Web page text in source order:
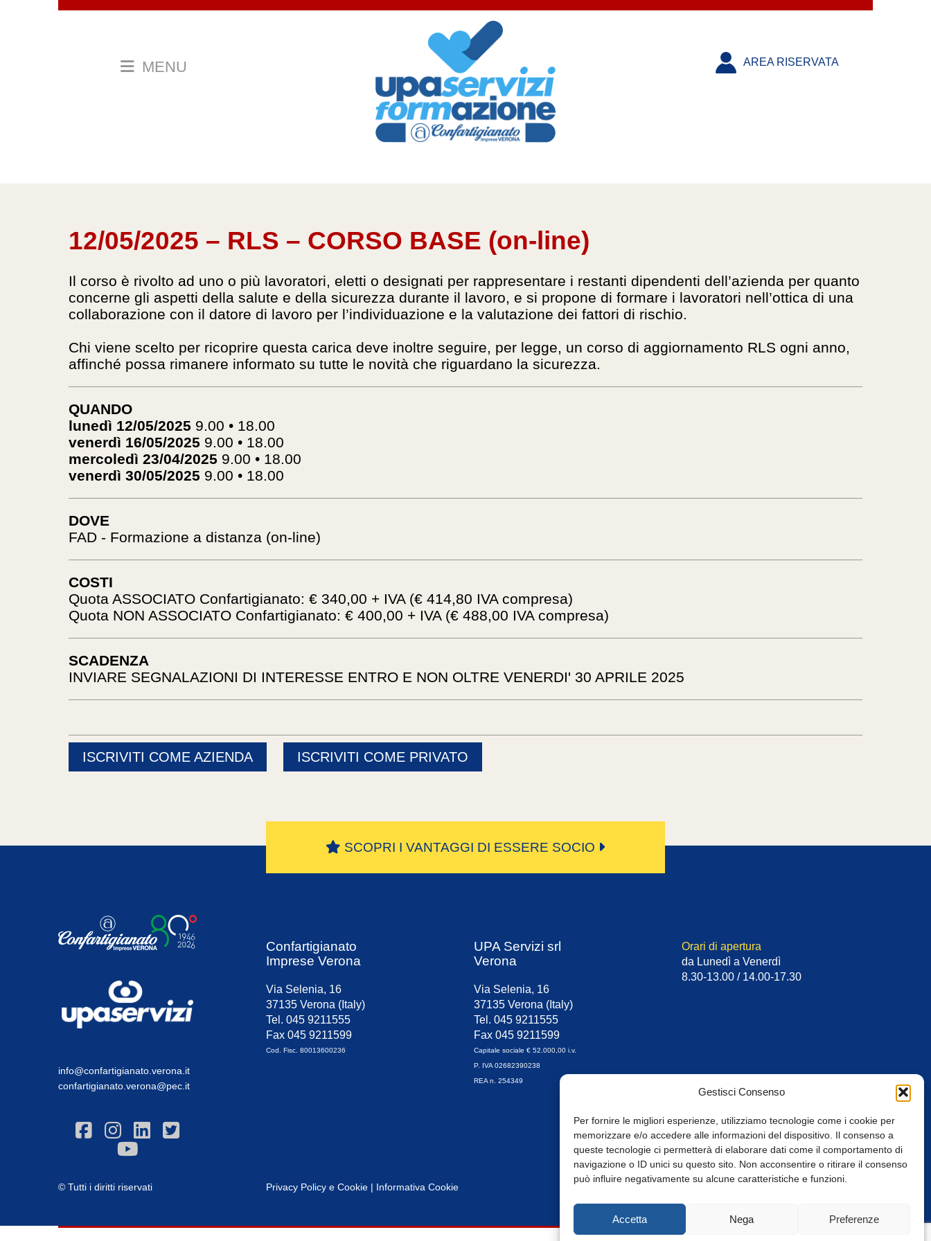
Gestisci Consenso
Per fornire le migliori esperienze, utilizziamo tecnologie come i cookie per
memorizzare e/o accedere alle informazioni del dispositivo. Il consenso a
queste tecnologie ci permetterà di elaborare dati come il comportamento di
navigazione o ID unici su questo sito. Non acconsentire o ritirare il consenso
può influire negativamente su alcune caratteristiche e funzioni.
Accetta Nega Preferenze
MENU AREA RISERVATA
12/05/2025 – RLS – CORSO BASE (on-line)
Il corso è rivolto ad uno o più lavoratori, eletti o designati per rappresentare i restanti dipendenti dell’azienda per quanto
concerne gli aspetti della salute e della sicurezza durante il lavoro, e si propone di formare i lavoratori nell’ottica di una
collaborazione con il datore di lavoro per l’individuazione e la valutazione dei fattori di rischio.
Chi viene scelto per ricoprire questa carica deve inoltre seguire, per legge, un corso di aggiornamento RLS ogni anno,
affinché possa rimanere informato su tutte le novità che riguardano la sicurezza.
QUANDO
lunedì 12/05/2025 9.00 • 18.00
venerdì 16/05/2025 9.00 • 18.00
mercoledì 23/04/2025 9.00 • 18.00
venerdì 30/05/2025 9.00 • 18.00
DOVE
FAD - Formazione a distanza (on-line)
COSTI
Quota ASSOCIATO Confartigianato: € 340,00 + IVA (€ 414,80 IVA compresa)
Quota NON ASSOCIATO Confartigianato: € 400,00 + IVA (€ 488,00 IVA compresa)
SCADENZA
INVIARE SEGNALAZIONI DI INTERESSE ENTRO E NON OLTRE VENERDI' 30 APRILE 2025
ISCRIVITI COME AZIENDA ISCRIVITI COME PRIVATO
SCOPRI I VANTAGGI DI ESSERE SOCIO
info@confartigianato.verona.it
confartigianato.verona@pec.it
Confartigianato
Imprese Verona
Via Selenia, 16
37135 Verona (Italy)
Tel. 045 9211555
Fax 045 9211599
Cod. Fisc. 80013600236
UPA Servizi srl
Verona
Via Selenia, 16
37135 Verona (Italy)
Tel. 045 9211555
Fax 045 9211599
Capitale sociale € 52.000,00 i.v.
P. IVA 02682390238
REA n. 254349
Orari di apertura
da Lunedì a Venerdì
8.30-13.00 / 14.00-17.30
© Tutti i diritti riservati Privacy Policy e Cookie | Informativa Cookie